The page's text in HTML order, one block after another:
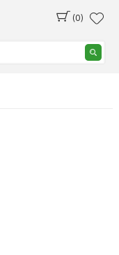
(0)